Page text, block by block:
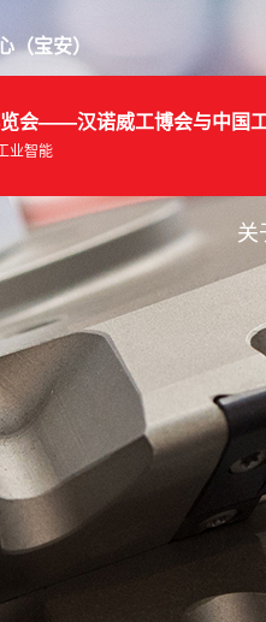
宝安）
会——汉诺威工博会与中国
业智能
关